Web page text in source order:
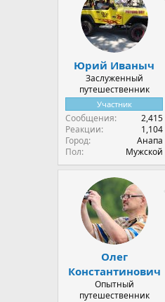
Юрий Иваныч
Заслуженный
путешественник
Участник
Сообщения
2,415
Реакции
1,104
Город
Анапа
Пол
Мужской
Олег
Константинович
Опытный
путешественник